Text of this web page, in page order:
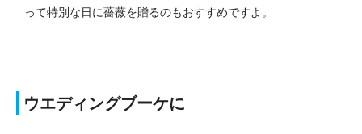
って特別な日に薔薇を贈るのもおすすめですよ。
ウエディングブーケに